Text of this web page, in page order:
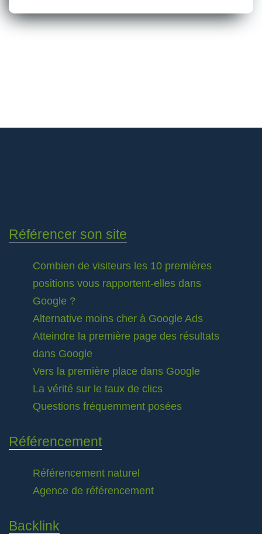
Référencer son site
Combien de visiteurs les 10 premières
positions vous rapportent-elles dans
Google ?
Alternative moins cher à Google Ads
Atteindre la première page des résultats
dans Google
Vers la première place dans Google
La vérité sur le taux de clics
Questions fréquemment posées
Référencement
Référencement naturel
Agence de référencement
Backlink